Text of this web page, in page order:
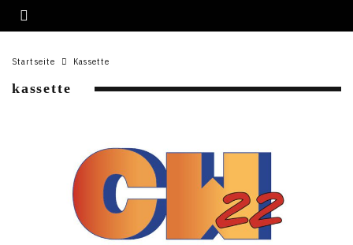
Startseite Kassette
kassette